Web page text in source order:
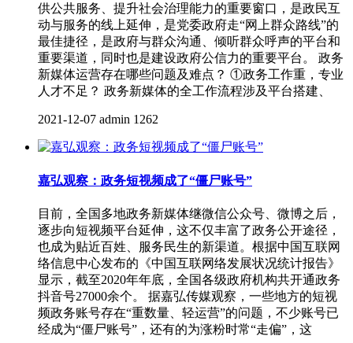
供公共服务、提升社会治理能力的重要窗口，是政民互
动与服务的线上延伸，是党委政府走“网上群众路线”的
最佳捷径，是政府与群众沟通、倾听群众呼声的平台和
重要渠道，同时也是建设政府公信力的重要平台。 政务
新媒体运营存在哪些问题及难点？ ①政务工作重，专业
人才不足？ 政务新媒体的全工作流程涉及平台搭建、
2021-12-07 admin 1262
嘉弘观察：政务短视频成了“僵尸账号”
目前，全国多地政务新媒体继微信公众号、微博之后，
逐步向短视频平台延伸，这不仅丰富了政务公开途径，
也成为贴近百姓、服务民生的新渠道。根据中国互联网
络信息中心发布的《中国互联网络发展状况统计报告》
显示，截至2020年年底，全国各级政府机构共开通政务
抖音号27000余个。 据嘉弘传媒观察，一些地方的短视
频政务账号存在“重数量、轻运营”的问题，不少账号已
经成为“僵尸账号”，还有的为涨粉时常“走偏”，这